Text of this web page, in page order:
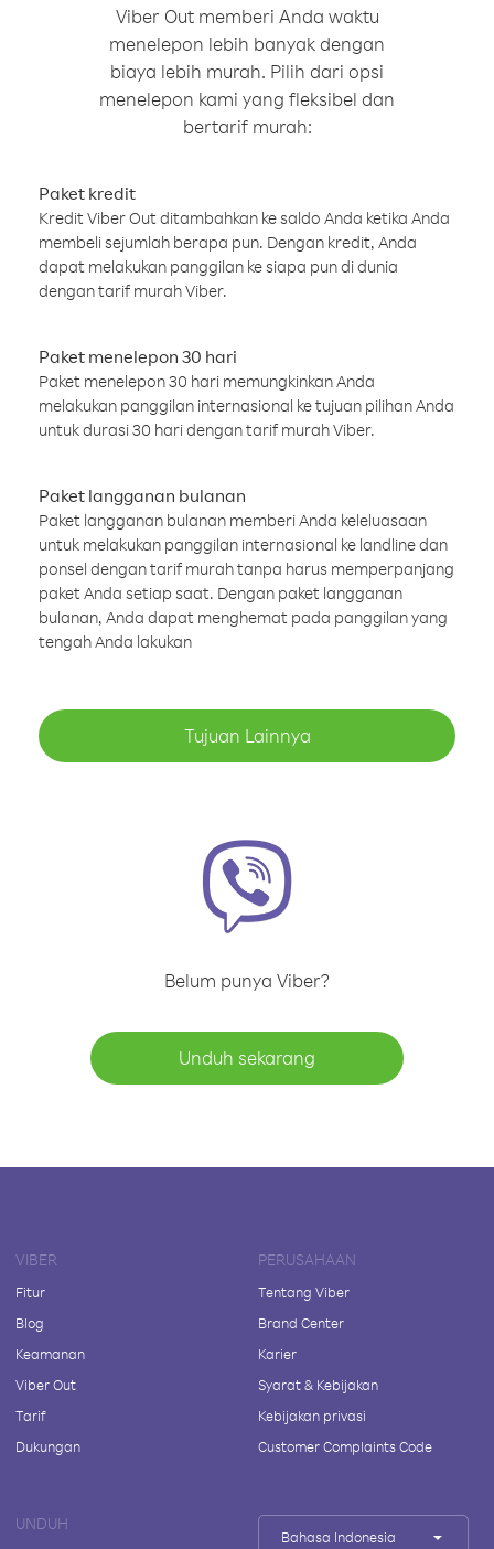
Viber Out memberi Anda waktu
menelepon lebih banyak dengan
biaya lebih murah. Pilih dari opsi
menelepon kami yang fleksibel dan
bertarif murah:
Paket kredit
Kredit Viber Out ditambahkan ke saldo Anda ketika Anda
membeli sejumlah berapa pun. Dengan kredit, Anda
dapat melakukan panggilan ke siapa pun di dunia
dengan tarif murah Viber.
Paket menelepon 30 hari
Paket menelepon 30 hari memungkinkan Anda
melakukan panggilan internasional ke tujuan pilihan Anda
untuk durasi 30 hari dengan tarif murah Viber.
Paket langganan bulanan
Paket langganan bulanan memberi Anda keleluasaan
untuk melakukan panggilan internasional ke landline dan
ponsel dengan tarif murah tanpa harus memperpanjang
paket Anda setiap saat. Dengan paket langganan
bulanan, Anda dapat menghemat pada panggilan yang
tengah Anda lakukan
Tujuan Lainnya
Belum punya Viber?
Unduh sekarang
VIBER
Fitur
Blog
Keamanan
Viber Out
Tarif
Dukungan
PERUSAHAAN
Tentang Viber
Brand Center
Karier
Syarat & Kebijakan
Kebijakan privasi
Customer Complaints Code
UNDUH
Bahasa Indonesia